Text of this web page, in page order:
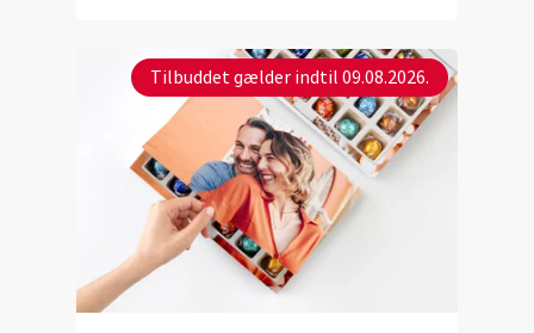
Tilbuddet gælder indtil 09.08.2026.